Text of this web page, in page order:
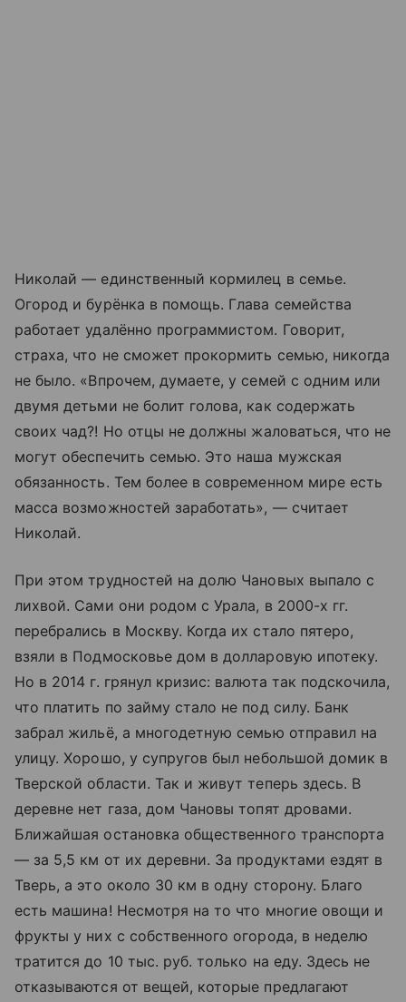
Николай — единственный кормилец в семье.
Огород и бурёнка в помощь. Глава семейства
работает удалённо программистом. Говорит,
страха, что не сможет прокормить семью, никогда
не было. «Впрочем, думаете, у семей с одним или
двумя детьми не болит голова, как содержать
своих чад?! Но отцы не должны жаловаться, что не
могут обеспечить семью. Это наша мужская
обязанность. Тем более в современном мире есть
масса возможностей заработать», — считает
Николай.
При этом трудностей на долю Чановых выпало с
лихвой. Сами они родом с Урала, в 2000-х гг.
перебрались в Москву. Когда их стало пятеро,
взяли в Подмосковье дом в долларовую ипотеку.
Но в 2014 г. грянул кризис: валюта так подскочила,
что платить по займу стало не под силу. Банк
забрал жильё, а многодетную семью отправил на
улицу. Хорошо, у супругов был небольшой домик в
Тверской области. Так и живут теперь здесь. В
деревне нет газа, дом Чановы топят дровами.
Ближайшая остановка общественного транспорта
— за 5,5 км от их деревни. За продуктами ездят в
Тверь, а это около 30 км в одну сторону. Благо
есть машина! Несмотря на то что многие овощи и
фрукты у них с собственного огорода, в неделю
тратится до 10 тыс. руб. только на еду. Здесь не
отказываются от вещей, которые предлагают